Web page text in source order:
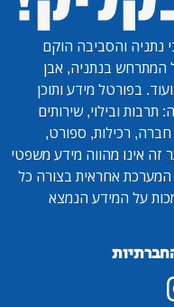
נתניה והסביבה הוקם
המתרחש בנתניה, אבן
בפורטל מידע ותוכן
ובילוי, שירותים
חברה, רכילות, ספורט,
זה אינו מהווה מידע משפטי
המערכת אחראית בצורה כל
על המידע הנמצא